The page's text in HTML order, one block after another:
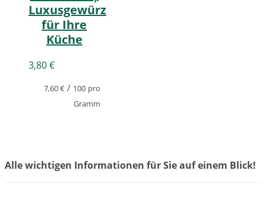
Luxusgewürz
für Ihre
Küche
3,80€
7,60€/ 100 pro
Gramm
Alle wichtigen Informationen für Sie auf einem Blick!